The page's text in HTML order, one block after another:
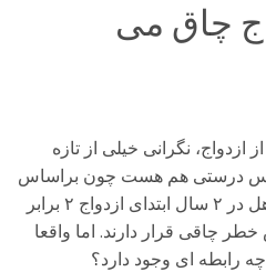
چاق می
ازدواج، نگرانی خیلی از تازه
درستی هم هست چون براساس
پژوهش‌های مختلف، افراد متاهل در ۲ سال ابتدای ازدواج ۲ برابر
چاقی قرار دارند. اما واقعا
رابطه ای وجود دارد؟